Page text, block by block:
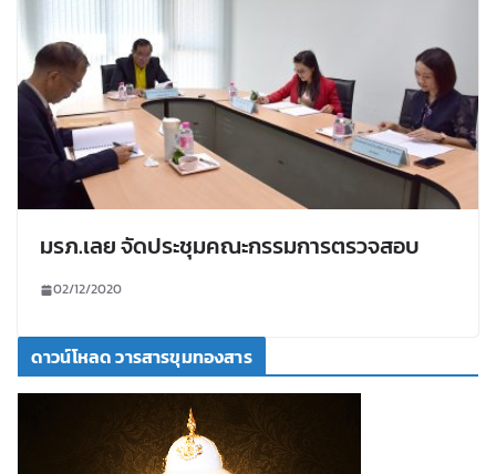
มรภ.เลย จัดประชุมคณะกรรมการตรวจสอบ
02/12/2020
ดาวน์โหลด วารสารขุมทองสาร